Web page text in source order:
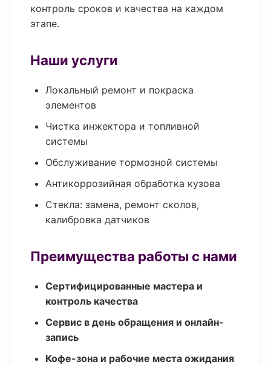
контроль сроков и качества на каждом
этапе.
Наши услуги
Локальный ремонт и покраска
элементов
Чистка инжектора и топливной
системы
Обслуживание тормозной системы
Антикоррозийная обработка кузова
Стекла: замена, ремонт сколов,
калибровка датчиков
Преимущества работы с нами
Сертифицированные мастера и
контроль качества
Сервис в день обращения и онлайн-
запись
Кофе-зона и рабочие места ожидания